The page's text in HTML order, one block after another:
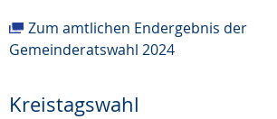
Zum amtlichen Endergebnis der
Gemeinderatswahl 2024
Kreistagswahl